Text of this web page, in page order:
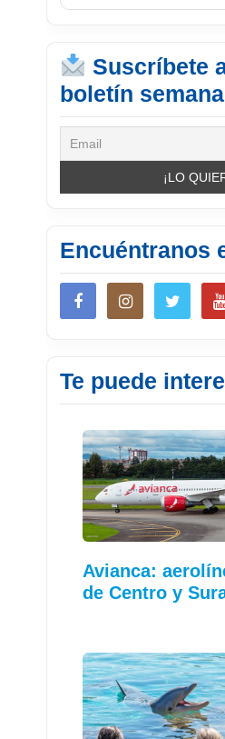
Suscríbete
boletín
Encuéntranos
Te puede
Avianca:
de Centro y